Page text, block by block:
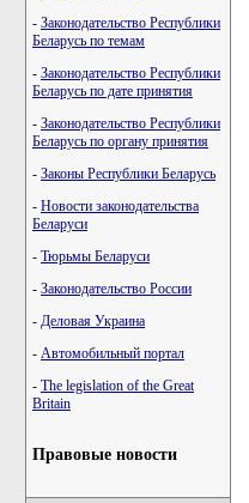
- Законодательство Республики
Беларусь по темам
- Законодательство Республики
Беларусь по дате принятия
- Законодательство Республики
Беларусь по органу принятия
- Законы Республики Беларусь
- Новости законодательства
Беларуси
- Тюрьмы Беларуси
- Законодательство России
- Деловая Украина
- Автомобильный портал
- The legislation of the Great
Britain
Правовые новости